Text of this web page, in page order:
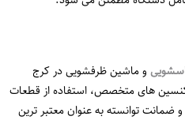
و ماشین ظرفشویی در کرج
های متخصص، استفاده از قطعات
توانسته به عنوان معتبر ترین